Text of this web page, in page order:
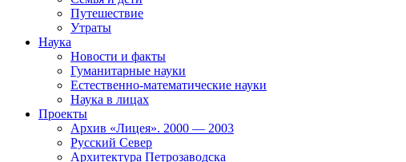
Путешествие
Утраты
Наука
Новости и факты
Гуманитарные науки
Естественно-математические науки
Наука в лицах
Проекты
Архив «Лицея». 2000 — 2003
Русский Север
Архитектура Петрозаводска